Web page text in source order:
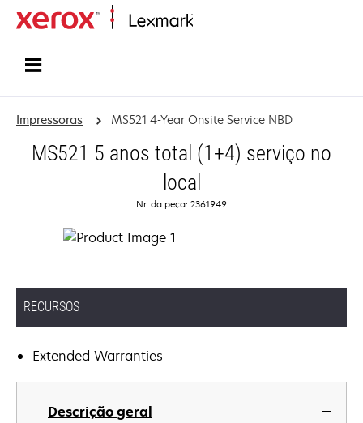
Impressoras MS521 4-Year Onsite Service NBD
MS521 5 anos total (1+4) serviço no
local
Nr. da peça: 2361949
RECURSOS
Extended Warranties
Descrição geral